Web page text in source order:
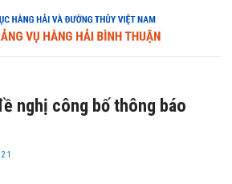
nghị công bố thông báo